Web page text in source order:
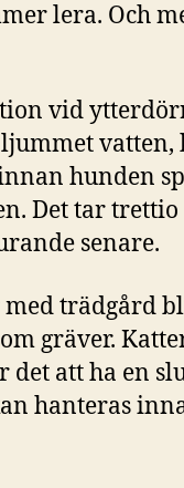
lera. Och
vid
vatten,
hunden
Det tar
senare.
trädgård
gräver.
det att ha en
hanteras